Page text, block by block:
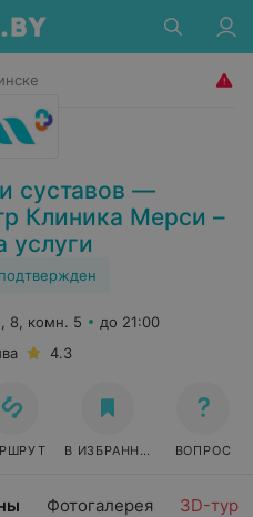
суставов —
Клиника Мерси –
услуги
Фотогалерея 3D-тур
8, комн. 5
до 21:00
4.3
В ИЗБРАННОЕ ВОПРОС